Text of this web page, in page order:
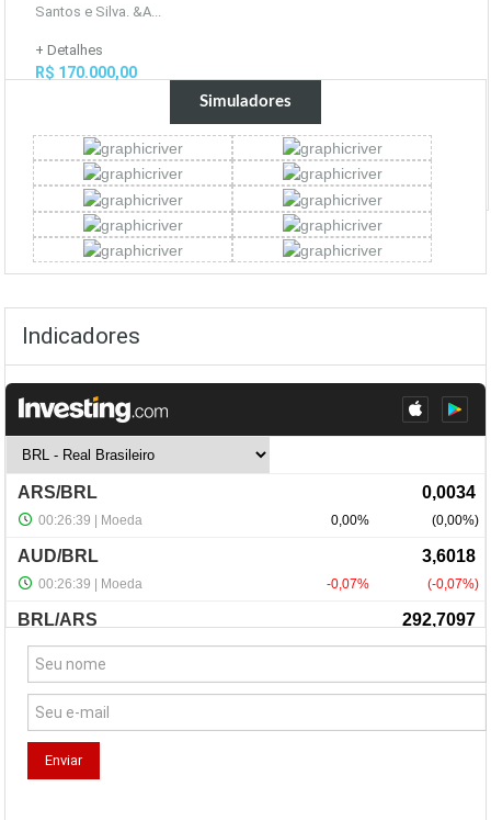
Santos e Silva. &A...
+ Detalhes
R$ 170.000,00
Simuladores
Indicadores
NewsLetter